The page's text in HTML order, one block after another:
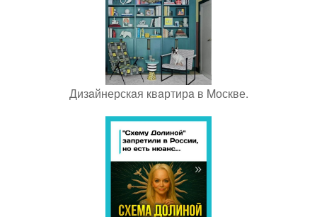
Дизaйнерскaя квaртирa в Mоскве.